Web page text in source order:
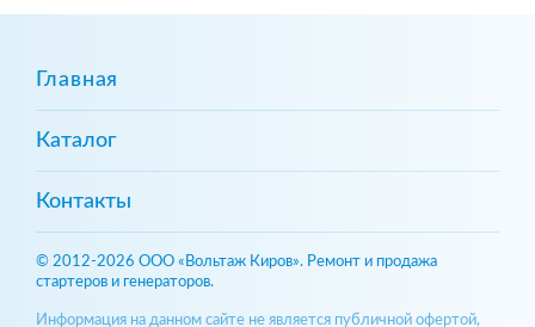
Главная
Каталог
Контакты
© 2012-2026 ООО «Вольтаж Киров». Ремонт и продажа
стартеров и генераторов.
Информация на данном сайте не является публичной офертой,